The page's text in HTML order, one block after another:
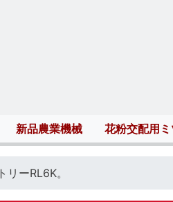
新品農業機械 花粉交配用
ーRL6K。